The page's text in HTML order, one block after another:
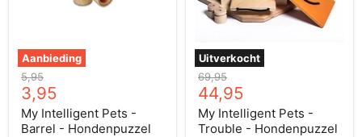
Aanbieding
Oorspronkelijke
prijs
5,95
Huidige
prijs
3,95
My Intelligent Pets -
Barrel - Hondenpuzzel
Uitverkocht
Oorspronkelijke
prijs
69,95
Huidige
prijs
44,95
My Intelligent Pets -
Trouble - Hondenpuzzel